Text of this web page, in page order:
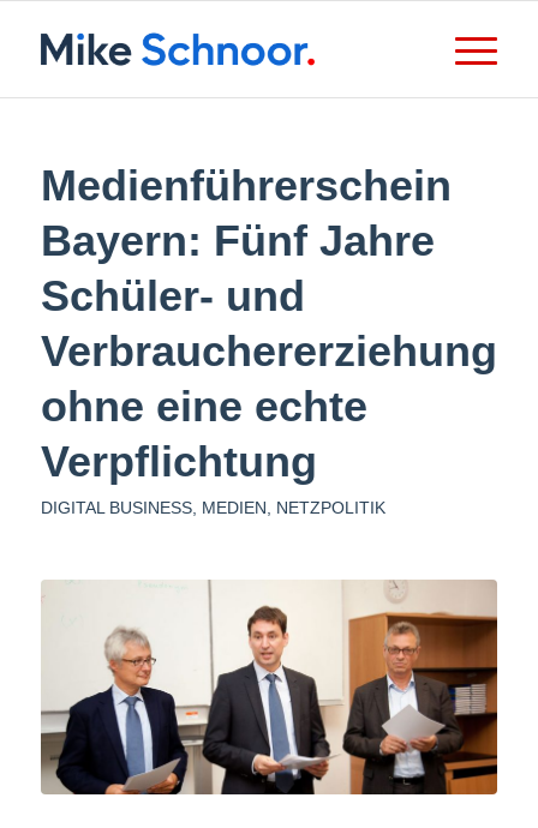
Medienführerschein
Bayern: Fünf Jahre
Schüler- und
Verbrauchererziehung
ohne eine echte
Verpflichtung
DIGITAL BUSINESS, MEDIEN NETZPOLITIK